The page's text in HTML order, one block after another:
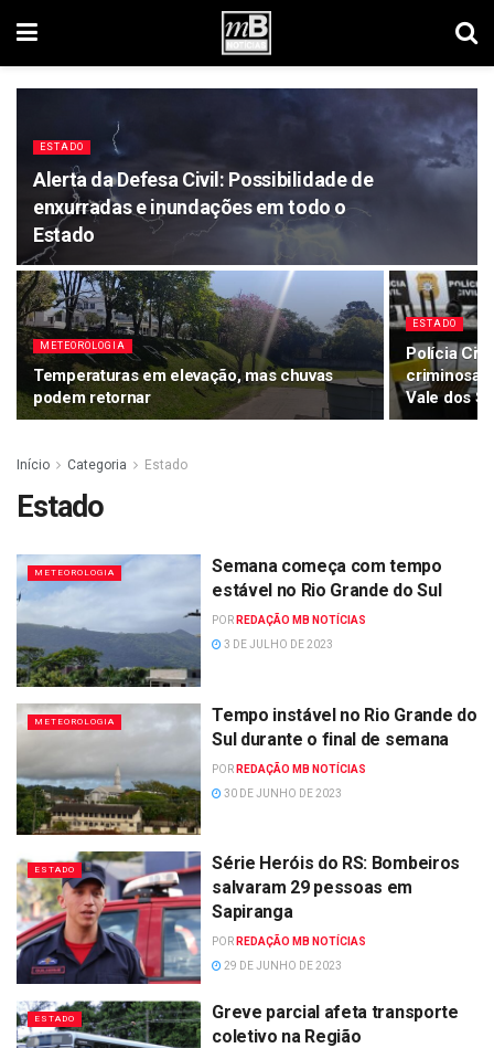
ESTADO
Alerta da Defesa Civil: Possibilidade de
enxurradas e inundações em todo o
Estado
METEOROLOGIA
Temperaturas em elevação, mas chuvas
podem retornar
ESTADO
Polícia
criminosa
Vale dos
Início Categoria Estado
Estado
METEOROLOGIA
Semana começa com tempo
estável no Rio Grande do Sul
POR REDAÇÃO MB NOTÍCIAS
3 DE JULHO DE 2023
METEOROLOGIA
Tempo instável no Rio Grande do
Sul durante o final de semana
POR REDAÇÃO MB NOTÍCIAS
30 DE JUNHO DE 2023
ESTADO
Série Heróis do RS: Bombeiros
salvaram 29 pessoas em
Sapiranga
POR REDAÇÃO MB NOTÍCIAS
29 DE JUNHO DE 2023
ESTADO
Greve parcial afeta transporte
coletivo na Região